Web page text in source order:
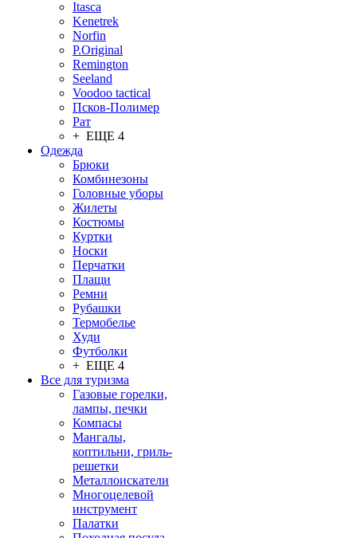
Itasca
Kenetrek
Norfin
P.Original
Remington
Seeland
Voodoo tactical
Псков-Полимер
Рат
+ ЕЩЕ 4
Одежда
Брюки
Комбинезоны
Головные уборы
Жилеты
Костюмы
Куртки
Носки
Перчатки
Плащи
Ремни
Рубашки
Термобелье
Худи
Футболки
+ ЕЩЕ 4
Все для туризма
Газовые горелки,
лампы, печки
Компасы
Мангалы,
коптильни, гриль-
решетки
Металлоискатели
Многоцелевой
инструмент
Палатки